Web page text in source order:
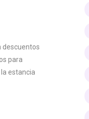
descuentos
para
estancia